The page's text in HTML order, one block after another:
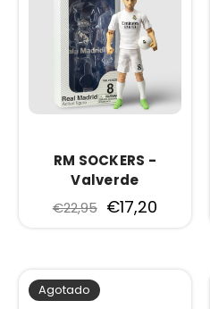
RM SOCKERS -
Valverde
€22,95 €17,20
Agotado